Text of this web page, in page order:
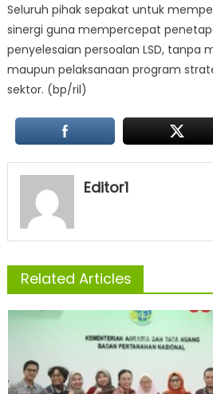
Seluruh pihak sepakat untuk
sinergi guna mempercepat
penyelesaian persoalan LSD, tanpa
maupun pelaksanaan program
sektor. (bp/ril)
Editor1
Related Articles